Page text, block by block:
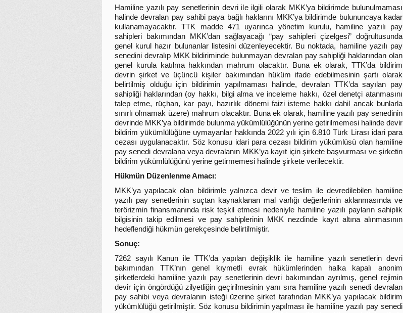
Hamiline yazılı pay senetlerinin devri ile ilgili olarak MKK’ya bildirimde bulunulmaması
halinde devralan pay sahibi paya bağlı haklarını MKK’ya bildirimde bulununcaya kadar
kullanamayacaktır. TTK madde 471 uyarınca yönetim kurulu, hamiline yazılı pay
sahipleri bakımından MKK’dan sağlayacağı “pay sahipleri çizelgesi” doğrultusunda
genel kurul hazır bulunanlar listesini düzenleyecektir. Bu noktada, hamiline yazılı pay
senedini devralıp MKK bildiriminde bulunmayan devralan pay sahipliği haklarından olan
genel kurula katılma hakkından mahrum olacaktır. Buna ek olarak, TTK’da bildirim
devrin şirket ve üçüncü kişiler bakımından hüküm ifade edebilmesinin şartı olarak
belirtilmiş olduğu için bildirimin yapılmaması halinde, devralan TTK’da sayılan pay
sahipliği haklarından (oy hakkı, bilgi alma ve inceleme hakkı, özel denetçi atanmasını
talep etme, rüçhan, kar payı, hazırlık dönemi faizi isteme hakkı dahil ancak bunlarla
sınırlı olmamak üzere) mahrum olacaktır. Buna ek olarak, hamiline yazılı pay senedinin
devrinde MKK’ya bildirimde bulunma yükümlülüğünün yerine getirilmemesi halinde devir
bildirim yükümlülüğüne uymayanlar hakkında 2022 yılı için 6.810 Türk Lirası idari para
cezası uygulanacaktır. Söz konusu idari para cezası bildirim yükümlüsü olan hamiline
pay senedi devralana veya devralanın MKK’ya kayıt için şirkete başvurması ve şirketin
bildirim yükümlülüğünü yerine getirmemesi halinde şirkete verilecektir.
Hükmün Düzenlenme Amacı:
MKK’ya yapılacak olan bildirimle yalnızca devir ve teslim ile devredilebilen hamiline
yazılı pay senetlerinin suçtan kaynaklanan mal varlığı değerlerinin aklanmasında ve
terörizmin finansmanında risk teşkil etmesi nedeniyle hamiline yazılı payların sahiplik
bilgisinin takip edilmesi ve pay sahiplerinin MKK nezdinde kayıt altına alınmasının
hedeflendiği hükmün gerekçesinde belirtilmiştir.
Sonuç:
7262 sayılı Kanun ile TTK’da yapılan değişiklik ile hamiline yazılı senetlerin devri
bakımından TTK’nın genel kıymetli evrak hükümlerinden halka kapalı anonim
şirketlerdeki hamiline yazılı pay senetlerinin devri bakımından ayrılmış, genel rejimin
devir için öngördüğü zilyetliğin geçirilmesinin yanı sıra hamiline yazılı senedi devralan
pay sahibi veya devralanın isteği üzerine şirket tarafından MKK’ya yapılacak bildirim
yükümlülüğü getirilmiştir. Söz konusu bildirimin yapılması ile hamiline yazılı pay senedi